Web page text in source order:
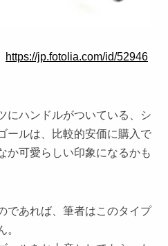
https://jp.fotolia.com/id/52946
にハンドルがついている、シ
ールは、比較的安価に購入で
か可愛らしい印象になるかも
であれば、筆者はこのタイプ
。